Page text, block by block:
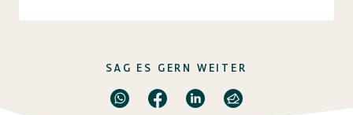
SAG ES GERN WEITER